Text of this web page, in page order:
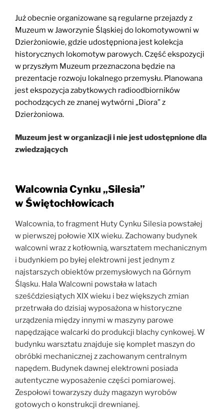
Już obecnie organizowane są regularne przejazdy z
Muzeum w Jaworzynie Śląskiej do lokomotywowni w
Dzierżoniowie, gdzie udostępniona jest kolekcja
historycznych lokomotyw parowych. Część ekspozycji
w przyszłym Muzeum przeznaczona będzie na
prezentacje rozwoju lokalnego przemysłu. Planowana
jest ekspozycja zabytkowych radioodbiorników
pochodzących ze znanej wytwórni „Diora” z
Dzierżoniowa.
Muzeum jest w organizacji i nie jest udostępnione dla
zwiedzających
Walcownia Cynku „Silesia”
w Świętochłowicach
Walcownia, to fragment Huty Cynku Silesia powstałej
w pierwszej połowie XIX wieku. Zachowany budynek
walcowni wraz z kotłownią, warsztatem mechanicznym
i budynkiem po byłej elektrowni jest jednym z
najstarszych obiektów przemysłowych na Górnym
Śląsku. Hala Walcowni powstała w latach
sześćdziesiątych XIX wieku i bez większych zmian
przetrwała do dzisiaj wyposażona w historyczne
urządzenia między innymi w maszyny parowe
napędzające walcarki do produkcji blachy cynkowej. W
budynku warsztatu znajduje się komplet maszyn do
obróbki mechanicznej z zachowanym centralnym
napędem. Budynek dawnej elektrowni posiada
autentyczne wyposażenie części pomiarowej.
Zespołowi towarzyszy duży magazyn wyrobów
gotowych o konstrukcji drewnianej.